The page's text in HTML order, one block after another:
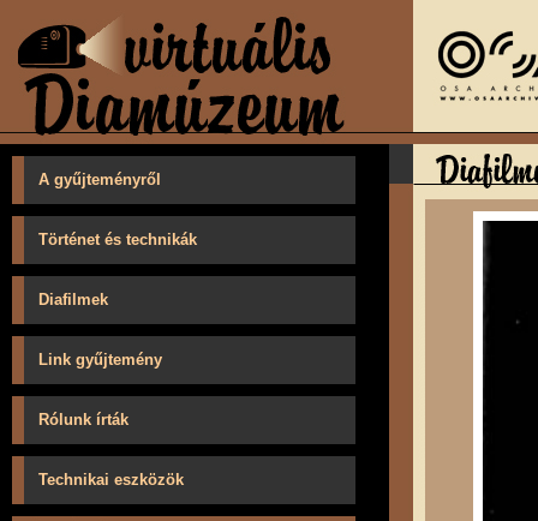
A gyűjteményről
Történet és technikák
Diafilmek
Link gyűjtemény
Rólunk írták
Technikai eszközök